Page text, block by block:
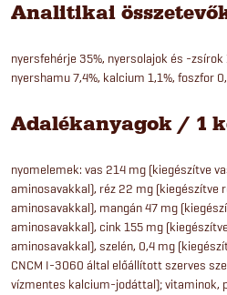
Analitikai
nyersfehérje 35%, nyersolajok és -zsírok
nyershamu 7,4%, kalcium 1,1%, foszfor
Adalékanyagok / 1
nyomelemek: vas 214 mg (kiegészítve
aminosavakkal), réz 22 mg (kiegészítve
aminosavakkal), mangán 47 mg
aminosavakkal), cink 155 mg
aminosavakkal), szelén, 0,4 mg
CNCM I-3060 által előállított szerves
vízmentes kalcium-jodáttal); vitaminok,